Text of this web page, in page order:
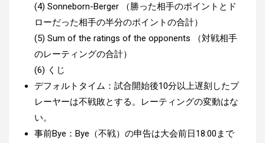
(4) Sonneborn-Berger （勝った相手のポイントとド
ローだった相手の半分のポイントの合計）
(5) Sum of the ratings of the opponents （対戦相手
のレーティングの合計）
(6) くじ
デフォルトタイム：試合開始後10分以上遅刻したプ
レーヤーは不戦敗とする。レーティングの変動はな
い。
事前Bye：Bye（不戦）の申告は大会前日18:00まで